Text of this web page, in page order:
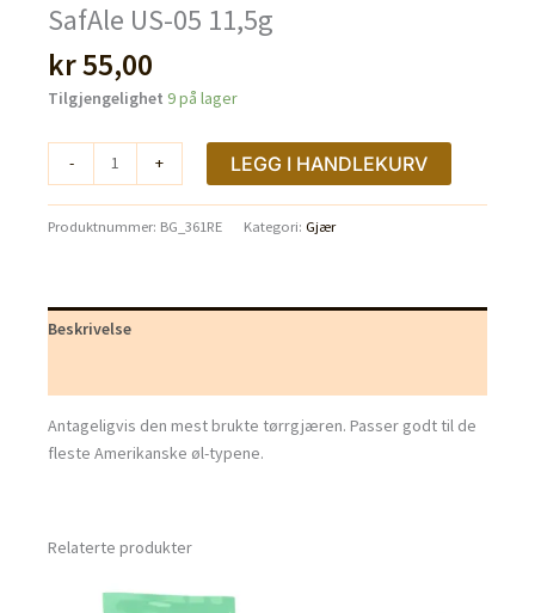
SafAle US-05 11,5g
kr55,00
Tilgjengelighet 9 på lager
-
US-
05
11,5g
+ LEGG I HANDLEKURV
Produktnummer: BG_361RE Kategori: Gjær
Beskrivelse
Antageligvis den mest brukte tørrgjæren. Passer godt til de
fleste Amerikanske øl-typene.
Relaterte produkter